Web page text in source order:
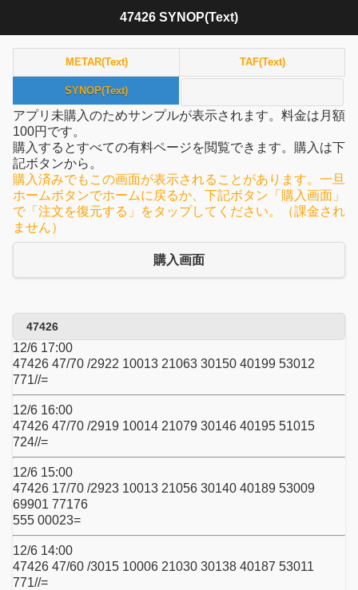
47426 SYNOP(Text)
METAR(Text) TAF(Text)
SYNOP(Text)
アプリ未購入のためサンプルが表示されます。料金は月額
100円です。
購入するとすべての有料ページを閲覧できます。購入は下
記ボタンから。
購入済みでもこの画面が表示されることがあります。一旦
ホームボタンでホームに戻るか、下記ボタン「購入画面」
で「注文を復元する」をタップしてください。（課金され
ません）
購入画面
47426
12/6 17:00
47426 47/70 /2922 10013 21063 30150 40199 53012
771//=
12/6 16:00
47426 47/70 /2919 10014 21079 30146 40195 51015
724//=
12/6 15:00
47426 17/70 /2923 10013 21056 30140 40189 53009
69901 77176
555 00023=
12/6 14:00
47426 47/60 /3015 10006 21030 30138 40187 53011
771//=